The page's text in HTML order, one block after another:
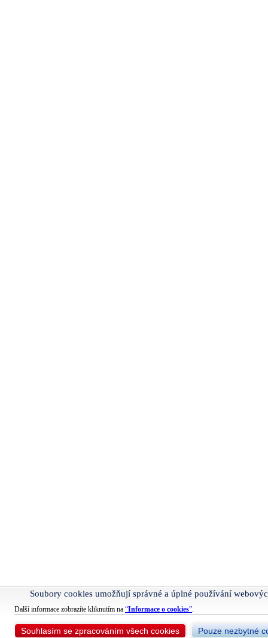
Soubory cookies umožňují správné a úplné používání
Další informace zobrazíte kliknutím na “Informace o cookies”.
Souhlasím se zpracováním všech cookies Pouze nezbytné